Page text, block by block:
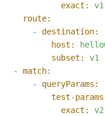
exact:
v1
route:
-
destination:
host:
subset:
v1
-
match:
-
queryParams:
test-
exact:
v2